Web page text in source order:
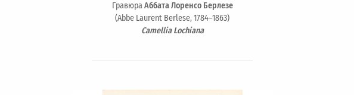
ГравюраАббата Лоренсо Берлезе
(Abbe Laurent Berlese, 1784–1863)
Camellia Lochiana